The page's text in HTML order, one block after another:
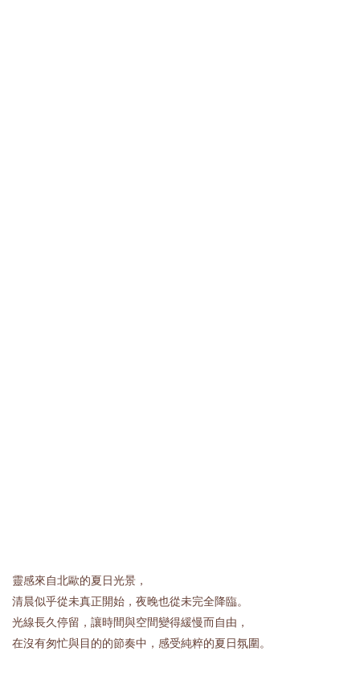
靈感來自北歐的夏日光景，
清晨似乎從未真正開始，夜晚也從未完全降臨。
光線長久停留，讓時間與空間變得緩慢而自由，
在沒有匆忙與目的的節奏中，感受純粹的夏日氛圍。